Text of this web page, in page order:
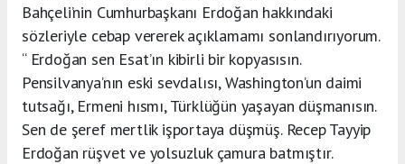
Bahçeli’nin Cumhurbaşkanı Erdoğan hakkındaki
sözleriyle cebap vererek açıklamamı sonlandırıyorum.
“ Erdoğan sen Esat’ın kibirli bir kopyasısın.
Pensilvanya’nın eski sevdalısı, Washington’un daimi
tutsağı, Ermeni hısmı, Türklüğün yaşayan düşmanısın.
Sen de şeref mertlik işportaya düşmüş. Recep Tayyip
Erdoğan rüşvet ve yolsuzluk çamura batmıştır.